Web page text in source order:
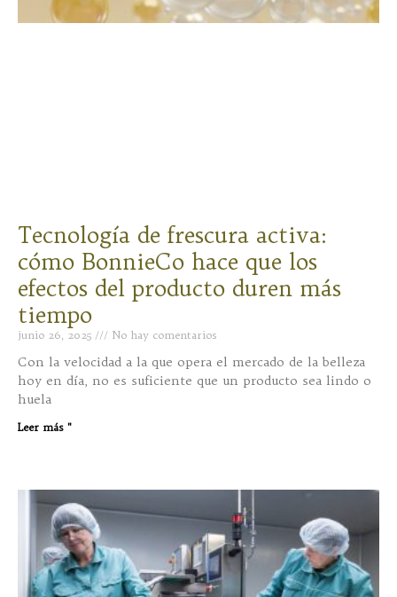
Tecnología de frescura activa:
cómo BonnieCo hace que los
efectos del producto duren más
tiempo
junio 26, 2025 No hay comentarios
Con la velocidad a la que opera el mercado de la belleza
hoy en día, no es suficiente que un producto sea lindo o
huela
Leer más "